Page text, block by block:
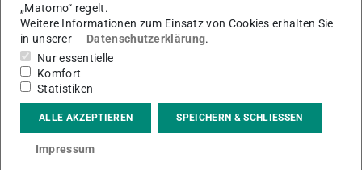
„Matomo“ regelt.
Weitere Informationen zum Einsatz von Cookies erhalten Sie
in unserer
Datenschutzerklärung.
Nur essentielle
Komfort
Statistiken
ALLE AKZEPTIEREN SPEICHERN & SCHLIESSEN
Impressum